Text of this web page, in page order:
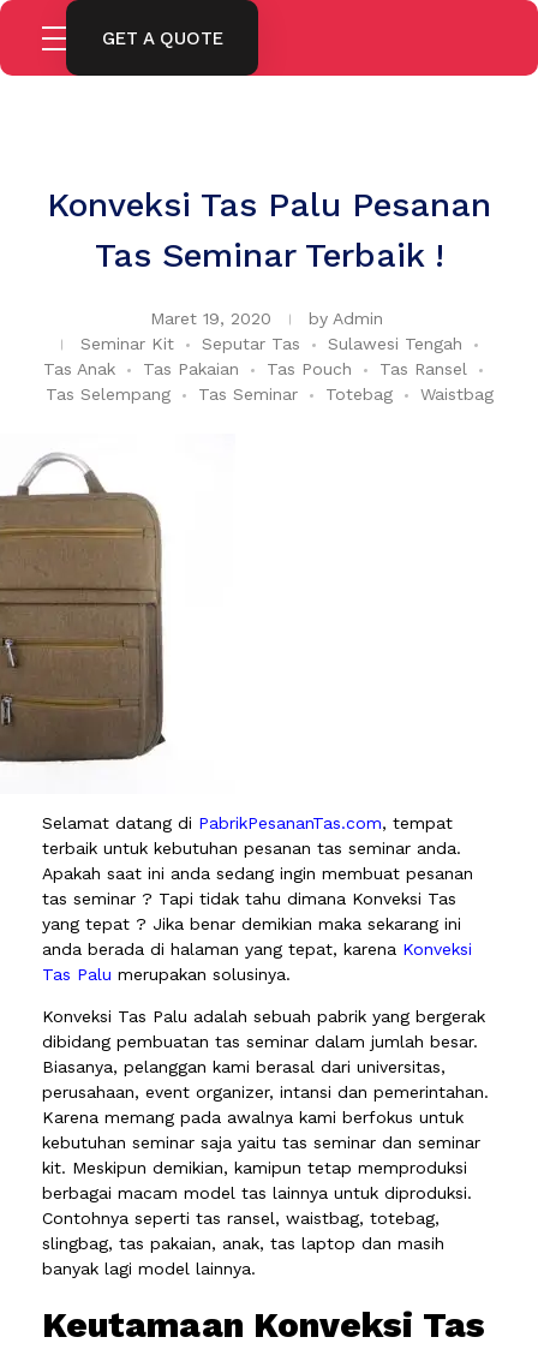
GET A QUOTE
Konveksi Tas Palu Pesanan
Tas Seminar Terbaik !
Maret 19, 2020 by Admin
Seminar Kit
Seputar Tas
Sulawesi Tengah
Tas Anak
Tas Pakaian Tas Pouch
Tas Ransel
Tas Selempang
Tas Seminar Totebag Waistbag
Selamat datang di PabrikPesananTas.com, tempat
terbaik untuk kebutuhan pesanan tas seminar anda.
Apakah saat ini anda sedang ingin membuat pesanan
tas seminar ? Tapi tidak tahu dimana Konveksi Tas
yang tepat ? Jika benar demikian maka sekarang ini
anda berada di halaman yang tepat, karena Konveksi
Tas Palu merupakan solusinya.
Konveksi Tas Palu adalah sebuah pabrik yang bergerak
dibidang pembuatan tas seminar dalam jumlah besar.
Biasanya, pelanggan kami berasal dari universitas,
perusahaan, event organizer, intansi dan pemerintahan.
Karena memang pada awalnya kami berfokus untuk
kebutuhan seminar saja yaitu tas seminar dan seminar
kit. Meskipun demikian, kamipun tetap memproduksi
berbagai macam model tas lainnya untuk diproduksi.
Contohnya seperti tas ransel, waistbag, totebag,
slingbag, tas pakaian, anak, tas laptop dan masih
banyak lagi model lainnya.
Keutamaan Konveksi Tas